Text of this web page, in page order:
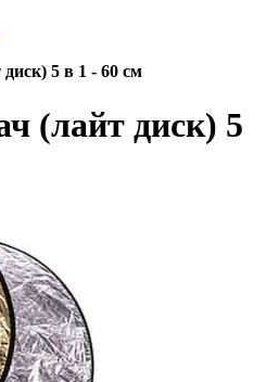
диск) 5 в 1 - 60 см
(лайт диск) 5